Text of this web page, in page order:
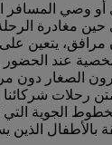
أو وصي المسافر
حين مغادرة
مرافق، يتعين
عند الحضور
الصغار دون
رحلات شركائنا
الجوية التي
بالأطفال